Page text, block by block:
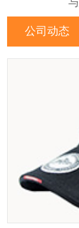
公司动态